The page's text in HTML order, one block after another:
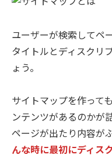
ユーザーが検索してペ
タイトルとディスクリ
ょう。
サイトマップを作って
ンテンツがあるのかが
ページが出たり内容が
んな時に最初にディス